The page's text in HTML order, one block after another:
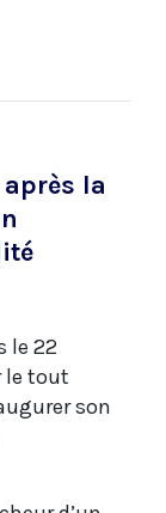
la
le 22
le tout
son